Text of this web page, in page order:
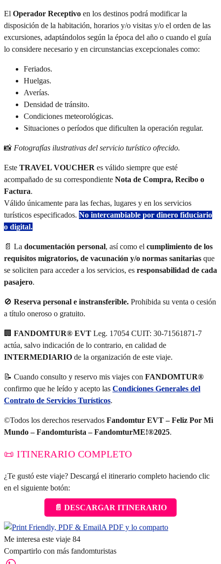
El Operador Receptivo en los destinos podrá modificar la
disposición de la habitación, horarios y/o visitas y/o el orden de las
excursiones, adaptándolos según la época del año o cuando el guía
lo considere necesario y en circunstancias excepcionales como:
Feriados.
Huelgas.
Averías.
Densidad de tránsito.
Condiciones meteorológicas.
Situaciones o períodos que dificulten la operación regular.
📸 Fotografías ilustrativas del servicio turístico ofrecido.
Este TRAVEL VOUCHER es válido siempre que esté
acompañado de su correspondiente Nota de Compra, Recibo o
Factura.
Válido únicamente para las fechas, lugares y en los servicios
turísticos especificados. No intercambiable por dinero fiduciario
o digital.
📄 La documentación personal, así como el cumplimiento de los
requisitos migratorios, de vacunación y/o normas sanitarias que
se soliciten para acceder a los servicios, es responsabilidad de cada
pasajero.
🚫 Reserva personal e instransferible. Prohibida su venta o cesión
a título oneroso o gratuito.
🏢 FANDOMTUR® EVT Leg. 17054 CUIT: 30-71561871-7
actúa, salvo indicación de lo contrario, en calidad de
INTERMEDIARIO de la organización de este viaje.
📝 Cuando consulto y reservo mis viajes con FANDOMTUR®
confirmo que he leído y acepto las Condiciones Generales del
Contrato de Servicios Turísticos.
©Todos los derechos reservados Fandomtur EVT – Feliz Por Mi
Mundo – Fandomturista – FandomturME!®2025.
📜 ITINERARIO COMPLETO
¿Te gustó este viaje? Descargá el itinerario completo haciendo clic
en el siguiente botón:
📄 DESCARGAR ITINERARIO
A PDF y lo comparto
Me interesa este viaje 84
Compartirlo con más fandomturistas